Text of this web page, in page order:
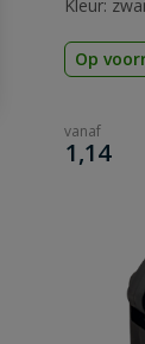
Kleur:
Op
vanaf
€
1,14